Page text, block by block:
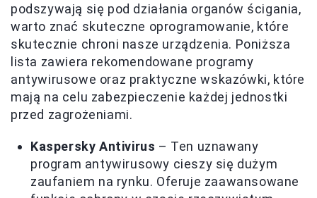
podszywają się pod działania organów ścigania,
warto znać skuteczne oprogramowanie, które
skutecznie chroni nasze urządzenia. Poniższa
lista zawiera rekomendowane programy
antywirusowe oraz praktyczne wskazówki, które
mają na celu zabezpieczenie każdej jednostki
przed zagrożeniami.
Kaspersky Antivirus – Ten uznawany
program antywirusowy cieszy się dużym
zaufaniem na rynku. Oferuje zaawansowane